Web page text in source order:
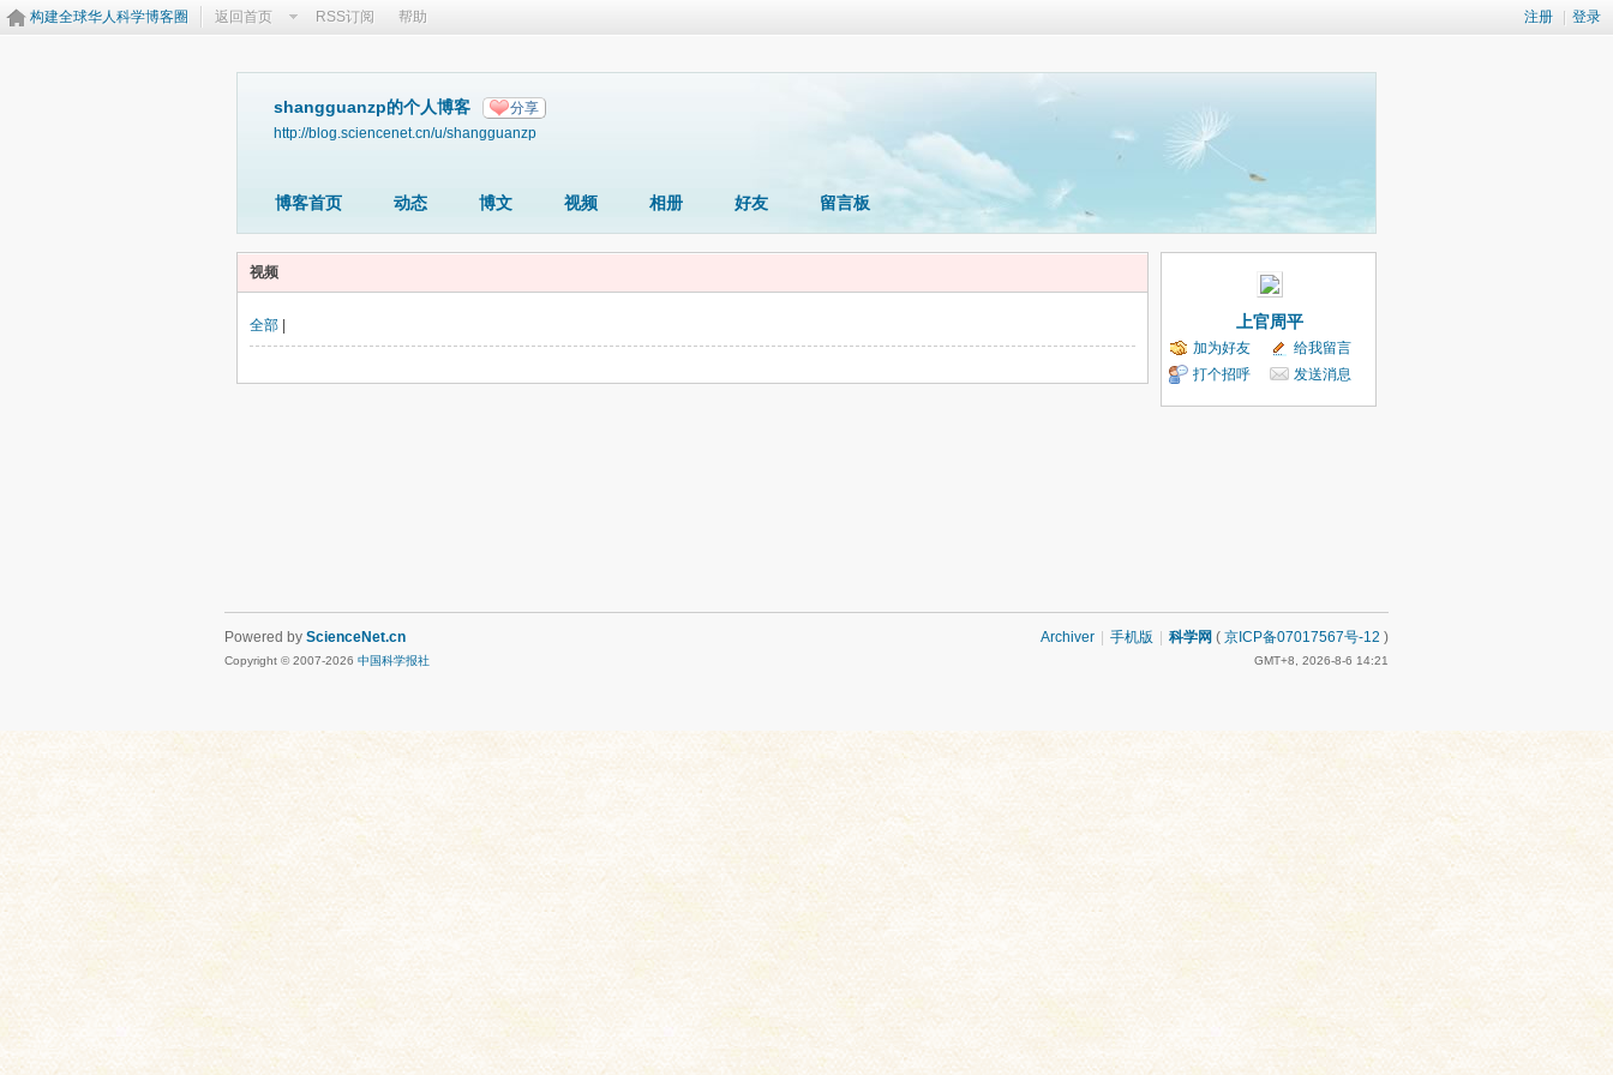
注册 登录
构建全球华人科学博客圈 返回首页 RSS订阅 帮助
shangguanzp的个人博客 分享
http://blog.sciencenet.cn/u/shangguanzp
博客首页 动态 博文 视频 相册 好友 留言板
视频
全部 上官周平
加为好友
给我留言
打个招呼
发送消息
Archiver 手机版 科学网 ( 京ICP备07017567号-12 )
GMT+8, 2026-8-6 14:21
Powered by ScienceNet.cn
Copyright © 2007-2026 中国科学报社